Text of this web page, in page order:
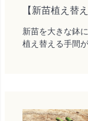
【新苗植え替
新苗を大きな鉢
植え替える手間